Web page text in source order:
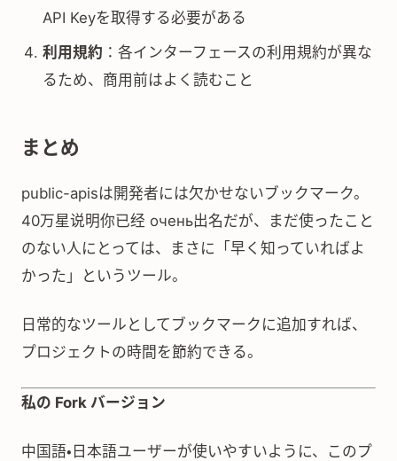
API Keyを取得する必要がある
利用規約 ：各インターフェースの利用規約が異な
るため、商用前はよく読むこと
まとめ
public-apisは開発者には欠かせないブックマーク。
40万星说明你已经 очень出名だが、まだ使ったこと
のない人にとっては、まさに「早く知っていればよ
かった」というツール。
日常的なツールとしてブックマークに追加すれば、
プロジェクトの時間を節約できる。
私の Fork バージョン
中国語・日本語ユーザーが使いやすいように、このプ